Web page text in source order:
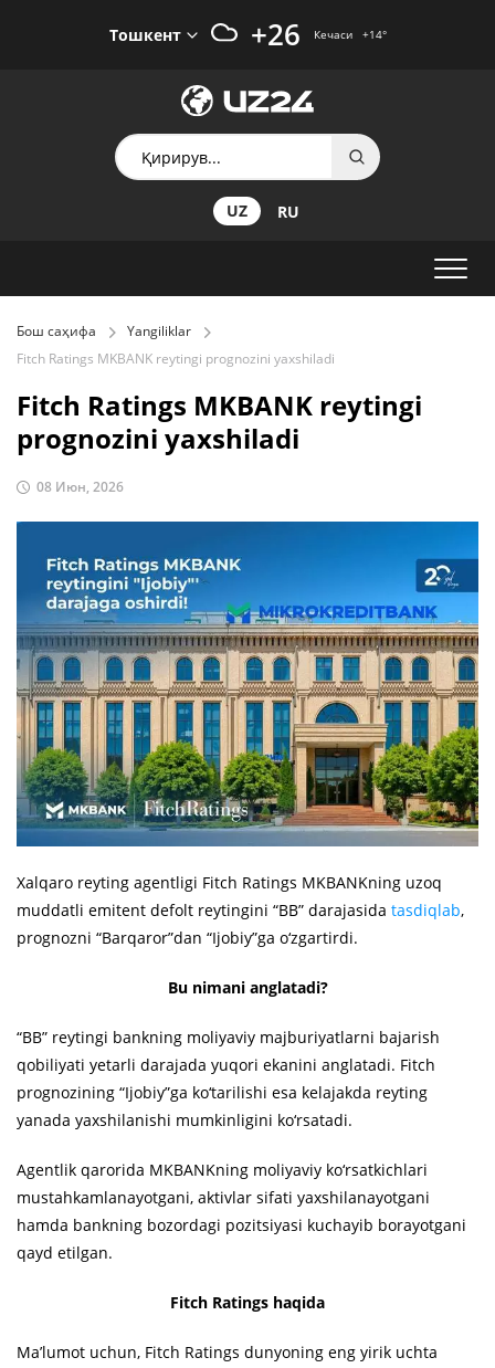
Тошкент +26 Кечаси +14°
UZ RU
Бош саҳифа
Yangiliklar
Fitch Ratings MKBANK reytingi prognozini yaxshiladi
Fitch Ratings MKBANK reytingi
prognozini yaxshiladi
08 Июн, 2026
Xalqaro reyting agentligi Fitch Ratings MKBANKning uzoq
muddatli emitent defolt reytingini “BB” darajasida tasdiqlab,
prognozni “Barqaror”dan “Ijobiy”ga o‘zgartirdi.
Bu nimani anglatadi?
“BB” reytingi bankning moliyaviy majburiyatlarni bajarish
qobiliyati yetarli darajada yuqori ekanini anglatadi. Fitch
prognozining “Ijobiy”ga ko‘tarilishi esa kelajakda reyting
yanada yaxshilanishi mumkinligini ko‘rsatadi.
Agentlik qarorida MKBANKning moliyaviy ko‘rsatkichlari
mustahkamlanayotgani, aktivlar sifati yaxshilanayotgani
hamda bankning bozordagi pozitsiyasi kuchayib borayotgani
qayd etilgan.
Fitch Ratings haqida
Ma’lumot uchun, Fitch Ratings dunyoning eng yirik uchta